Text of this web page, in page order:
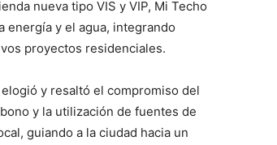
nueva tipo VIS y VIP, Mi Techo
energía y el agua, integrando
proyectos residenciales.
y resaltó el compromiso del
y la utilización de fuentes de
guiando a la ciudad hacia un